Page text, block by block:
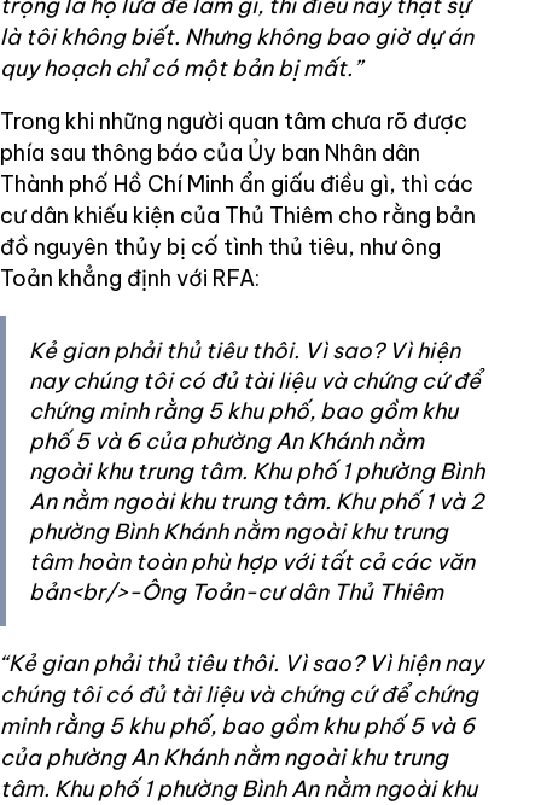
trọng là họ lừa để làm gì, thì điều này thật sự
là tôi không biết. Nhưng không bao giờ dự án
quy hoạch chỉ có một bản bị mất.”
Trong khi những người quan tâm chưa rõ được
phía sau thông báo của Ủy ban Nhân dân
Thành phố Hồ Chí Minh ẩn giấu điều gì, thì các
cư dân khiếu kiện của Thủ Thiêm cho rằng bản
đồ nguyên thủy bị cố tình thủ tiêu, như ông
Toản khẳng định với RFA:
Kẻ gian phải thủ tiêu thôi. Vì sao? Vì hiện
nay chúng tôi có đủ tài liệu và chứng cứ để
chứng minh rằng 5 khu phố, bao gồm khu
phố 5 và 6 của phường An Khánh nằm
ngoài khu trung tâm. Khu phố 1 phường Bình
An nằm ngoài khu trung tâm. Khu phố 1 và 2
phường Bình Khánh nằm ngoài khu trung
tâm hoàn toàn phù hợp với tất cả các văn
bản<br/>-Ông Toản-cư dân Thủ Thiêm
“Kẻ gian phải thủ tiêu thôi. Vì sao? Vì hiện nay
chúng tôi có đủ tài liệu và chứng cứ để chứng
minh rằng 5 khu phố, bao gồm khu phố 5 và 6
của phường An Khánh nằm ngoài khu trung
tâm. Khu phố 1 phường Bình An nằm ngoài khu